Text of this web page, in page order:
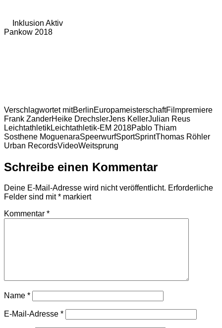
Inklusion Aktiv
Pankow 2018
Verschlagwortet mitBerlinEuropameisterschaftFilmpremiere
Frank ZanderHeike DrechslerJens KellerJulian Reus
LeichtathletikLeichtathletik-EM 2018Pablo Thiam
Sosthene MoguenaraSpeerwurfSportSprintThomas Röhler
Urban RecordsVideoWeitsprung
Schreibe einen Kommentar
Deine E-Mail-Adresse wird nicht veröffentlicht. Erforderliche
Felder sind mit* markiert
Kommentar *
Name *
E-Mail-Adresse *